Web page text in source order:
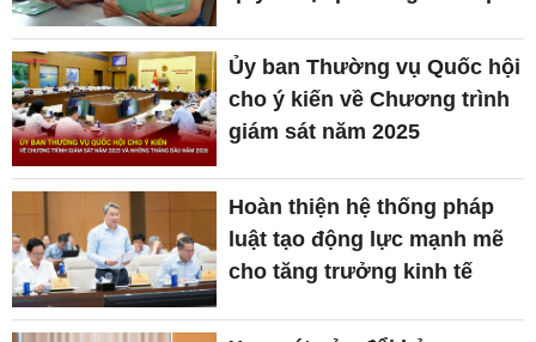
Ủy ban Thường vụ Quốc hội
cho ý kiến về Chương trình
giám sát năm 2025
Hoàn thiện hệ thống pháp
luật tạo động lực mạnh mẽ
cho tăng trưởng kinh tế